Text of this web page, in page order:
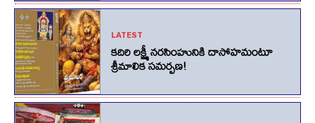
LATEST
కదిరి లక్ష్మీ నరసింహునికి దాసోహమంటూ
శ్రీమాలిక సమర్పణ!